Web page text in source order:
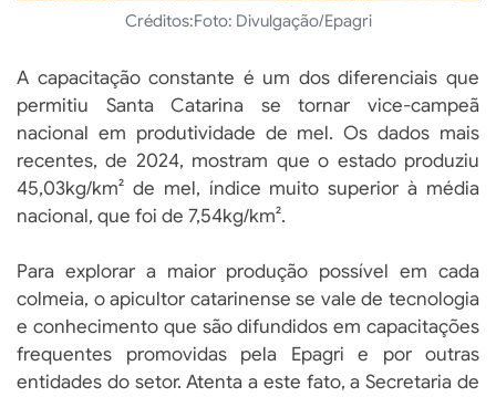
Créditos:Foto: Divulgação/Epagri
A capacitação constante é um dos diferenciais que
permitiu Santa Catarina se tornar vice-campeã
nacional em produtividade de mel. Os dados mais
recentes, de 2024, mostram que o estado produziu
45,03kg/km² de mel, índice muito superior à média
nacional, que foi de 7,54kg/km².
Para explorar a maior produção possível em cada
colmeia, o apicultor catarinense se vale de tecnologia
e conhecimento que são difundidos em capacitações
frequentes promovidas pela Epagri e por outras
entidades do setor. Atenta a este fato, a Secretaria de